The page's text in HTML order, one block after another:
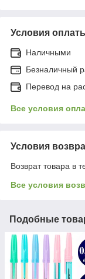
Условия
Наличными
Безналичный
Перевод на
Все условия
Условия
Возврат товара в
Все условия
Подобные